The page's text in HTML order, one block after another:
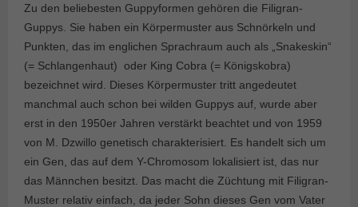
Zu den beliebesten Guppyformen gehören die Filigran-
Guppys. Sie haben ein Körpermuster aus Schnörkeln und
Punkten, das im englichen Sprachraum auch als „Snakeskin“
(= Schlangenhaut) oder King Cobra (= Königskobra)
bezeichnet wird. Dieses Körpermuster tritt angedeutet
manchmal auch schon bei wilden Guppys auf, wurde aber
erst in den 1950er Jahren verstärkt beachtet und von 1959
von M. Dzwillo genetisch charakterisiert. Es handelt sich um
ein Gen, das auf dem Y-Chromosom lokalisiert ist, das nur
das Männchen besitzt. Das macht die Züchtung mit Filigran-
Muster relativ einfach, da jeder Sohn dieses Gen vom Vater